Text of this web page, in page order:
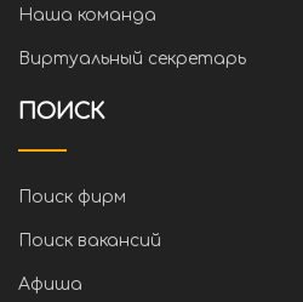
Наша команда
Виртуальный секретарь
ПОИСК
Поиск фирм
Поиск вакансий
Афиша